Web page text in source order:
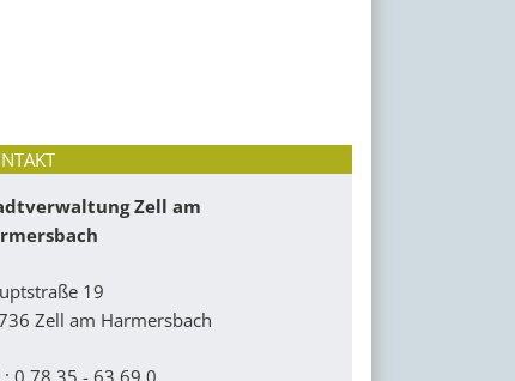
Zell am
19
Zell am Harmersbach
0 78 35 - 63 69 0